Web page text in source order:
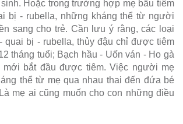
Hoặc trong trường hợp mẹ bầu tiêm
bị - rubella, những kháng thể từ người
sang cho trẻ. Cần lưu ý rằng, các loại
quai bị - rubella, thủy đậu chỉ được tiêm
tháng tuổi; Bạch hầu - Uốn ván - Ho gà
mới bắt đầu được tiêm. Việc người mẹ
thể từ mẹ qua nhau thai đến đứa bé
mẹ ai cũng muốn cho con những điều